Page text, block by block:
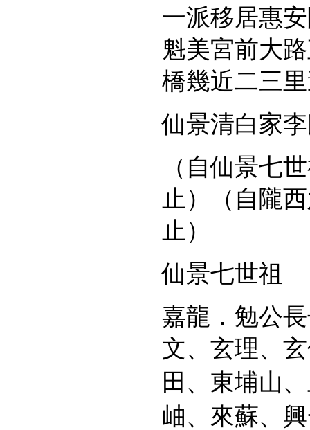
一派移居惠
魁美宮前大
橋幾近二三
仙景清白家
（自仙景七
止）（自隴
止）
仙景七世祖
嘉龍．勉公
文、玄理、
田、東埔山
岫、來蘇、